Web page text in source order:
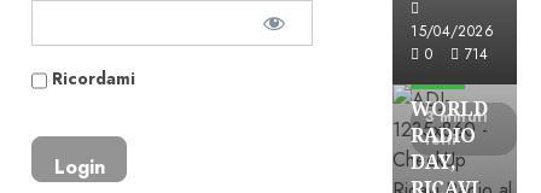
Ricordami
15/04/2026
0
714
3 minuti
letti
Astorri News
WORLD
RADIO
DAY,